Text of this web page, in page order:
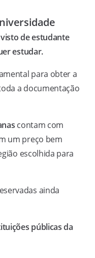
de estudante
estudar.
para obter a
a documentação
contam com
um preço bem
escolhida para
ainda
públicas da